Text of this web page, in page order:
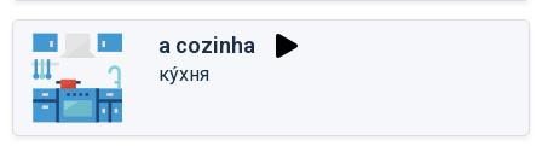
a cozinha
ку́хня